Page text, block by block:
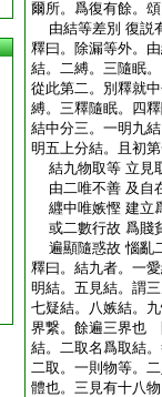
爾所。爲復有餘。
由結等差別 復説
釋曰。除漏等外。
結。二縛。三隨眠
從此第二。別釋就
縛。三釋隨眠。四
結中分三。一明九
明五上分結。且初
結九物取等 立見
由二唯不善 及自
纒中唯嫉慳 建立
或二數行故 爲賤
遍顯隨惑故 惱亂
釋曰。結九者。一
明結。五見結。謂
七疑結。八嫉結。
界繋。餘遍三界也
結。二取名爲取結
二取。一則物等。
體也。三見有十八